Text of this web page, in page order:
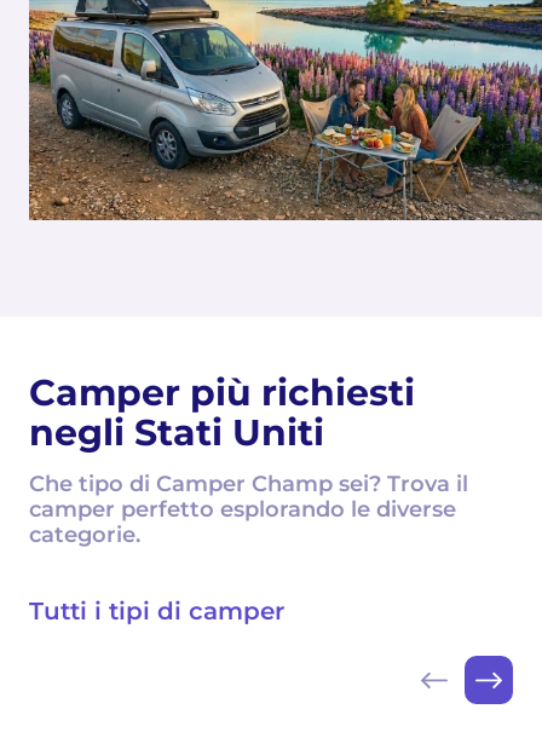
Camper più richiesti
negli Stati Uniti
Che tipo di Camper Champ sei? Trova il
camper perfetto esplorando le diverse
categorie.
Tutti i tipi di camper